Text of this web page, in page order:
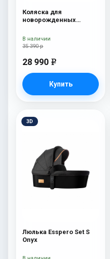
Коляска для
новорожденных
35 390 р
28 990 e
Купить
В наличии
3D
Люлька Esspero Set S
Onyx